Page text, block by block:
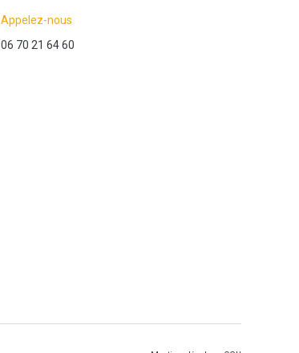
Appelez-nous
06 70 21 64 60